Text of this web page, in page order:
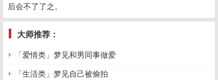
后会不了了之。
大师推荐：
「爱情类」梦见和男同事做爱
「生活类」梦见自己被偷拍